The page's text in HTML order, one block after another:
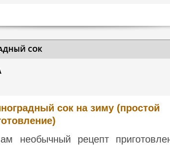
СОК
сок на зиму (простой
необычный рецепт